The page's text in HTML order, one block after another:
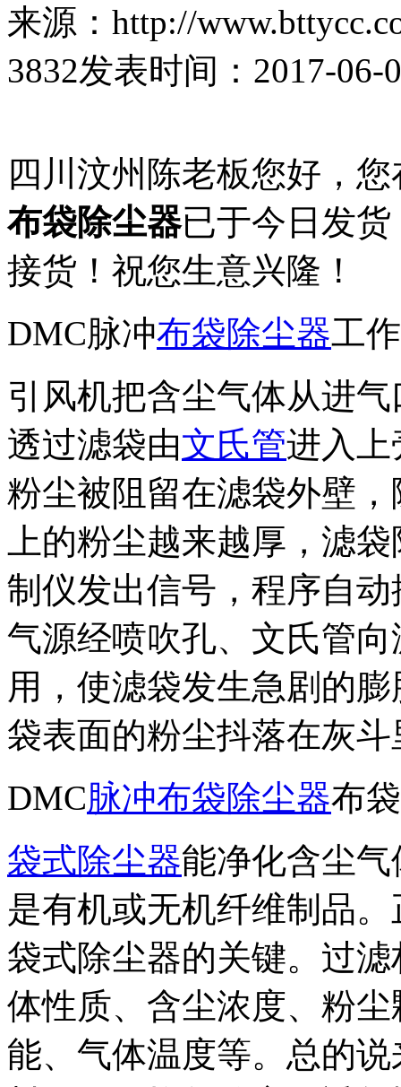
来源：http://
3832发表时间：2017-06-
四川汶州陈老板您好，
布袋除尘器已于今日发
接货！祝您生意兴隆！
DMC脉冲布袋除尘器工
引风机把含尘气体从进
透过滤袋由文氏管进入上
粉尘被阻留在滤袋外壁
上的粉尘越来越厚，滤
制仪发出信号，程序自
气源经喷吹孔、文氏管
用，使滤袋发生急剧的
袋表面的粉尘抖落在灰
DMC脉冲布袋除尘器布袋
袋式除尘器能净化含尘
是有机或无机纤维制品
袋式除尘器的关键。过
体性质、含尘浓度、粉
能、气体温度等。总的